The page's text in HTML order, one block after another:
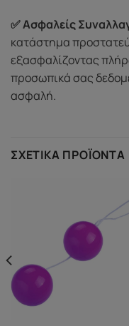
✅ Ασφαλείς
κατάστημα
εξασφαλίζοντας
προσωπικά σας
ασφαλή.
ΣΧΕΤΙΚΆ ΠΡΟΪΌΝΤΑ